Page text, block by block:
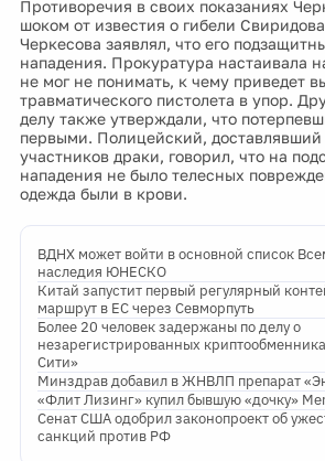
Противоречия в своих показаниях
шоком от известия о гибели
Черкесова заявлял, что его
нападения. Прокуратура настаивала
не мог не понимать, к чему приведет
травматического пистолета в упор.
делу также утверждали, что
первыми. Полицейский, доставлявший
участников драки, говорил, что на
нападения не было телесных
одежда были в крови.
ВДНХ может войти в основной список
наследия ЮНЕСКО
Китай запустит первый регулярный
маршрут в ЕС через Севморпуть
Более 20 человек задержаны по делу о
незарегистрированных
Сити»
Минздрав добавил в ЖНВЛП препарат
«Флит Лизинг» купил бывшую «дочку»
Сенат США одобрил законопроект об
санкций против РФ